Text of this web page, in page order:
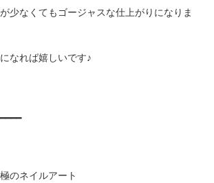
少なくてもゴージャスな仕上がりになりま
なれば嬉しいです♪
のネイルアート